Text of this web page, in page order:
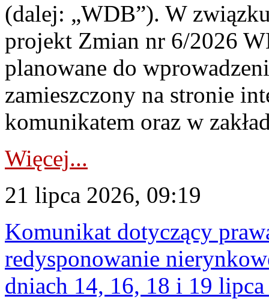
(dalej: „WDB”). W
projekt Zmian nr 6/2026
planowane do
zamieszczony na stronie
komunikatem oraz w
Więcej...
21 lipca 2026, 09:19
Komunikat dotyczący
redysponowanie
dniach 14, 16, 18 i 19